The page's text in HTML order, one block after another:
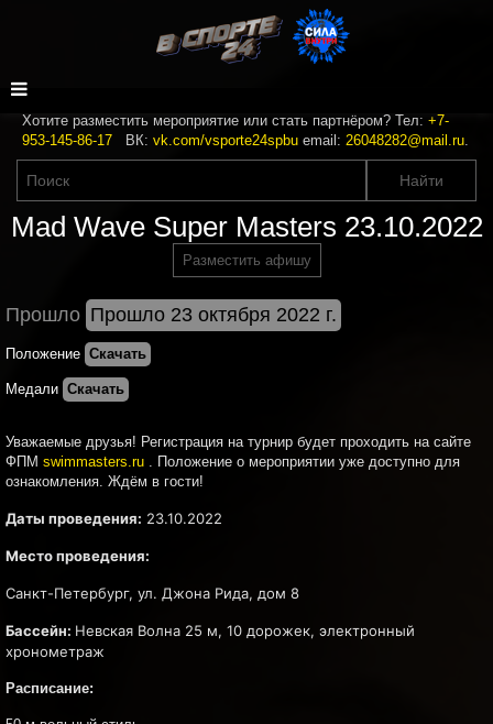
Хотите разместить мероприятие или стать партнёром? Тел: +7-
953-145-86-17 ВК: vk.com/vsporte24spbu email: 26048282@mail.ru.
Mad Wave Super Masters 23.10.2022
Разместить афишу
Прошло Прошло 23 октября 2022 г.
Положение Скачать
Медали Скачать
Уважаемые друзья! Регистрация на турнир будет проходить на сайте
ФПМ swimmasters.ru . Положение о мероприятии уже доступно для
ознакомления. Ждём в гости!
Даты проведения: 23.10.2022
Место проведения:
Санкт-Петербург, ул. Джона Рида, дом 8
Бассейн: Невская Волна 25 м, 10 дорожек, электронный
хронометраж
Расписание: